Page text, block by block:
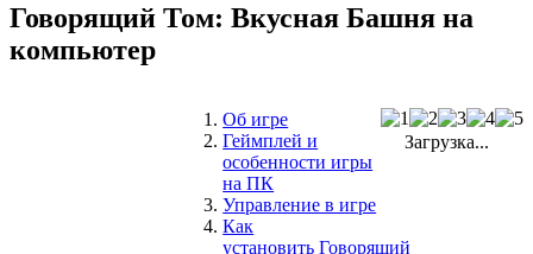
Говорящий Том: Вкусная Башня на
компьютер
Загрузка...
Об игре
Геймплей и
особенности игры
на ПК
Управление в игре
Как
установить Говорящий